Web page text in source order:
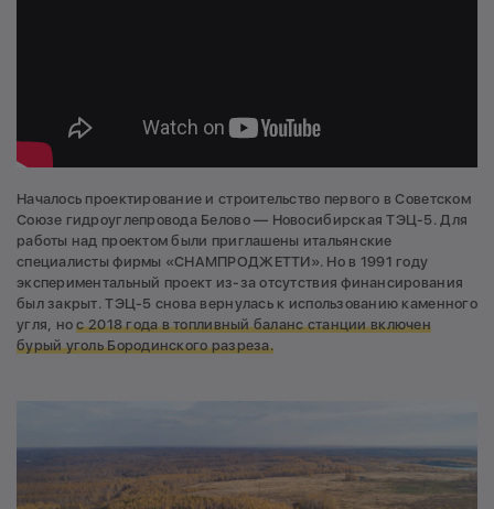
Началось проектирование и строительство первого в Советском
Союзе гидроуглепровода Белово — Новосибирская ТЭЦ-5. Для
работы над проектом были приглашены итальянские
специалисты фирмы «СНАМПРОДЖЕТТИ». Но в 1991 году
экспериментальный проект из-за отсутствия финансирования
был закрыт. ТЭЦ-5 снова вернулась к использованию каменного
угля, нос 2018 года в топливный баланс станции включен
бурый уголь Бородинского разреза.